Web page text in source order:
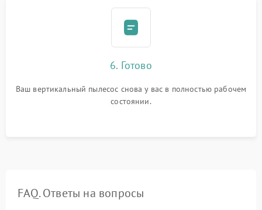
6. Готово
Ваш вертикальный пылесос снова у вас в полностью рабочем
состоянии.
FAQ. Ответы на вопросы